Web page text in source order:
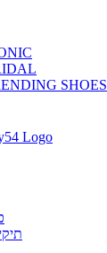
SHOES